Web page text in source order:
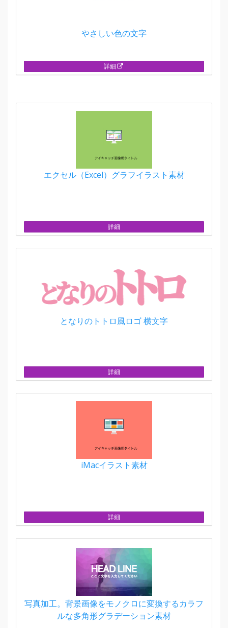
やさしい色の文字
詳細
エクセル（Excel）グラフイラスト素材
詳細
となりのトトロ風ロゴ 横文字
詳細
iMacイラスト素材
詳細
写真加工。背景画像をモノクロに変換するカラフ
ルな多角形グラデーション素材